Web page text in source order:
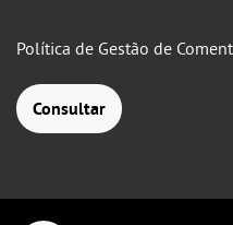
Política de Gestão de
Consultar